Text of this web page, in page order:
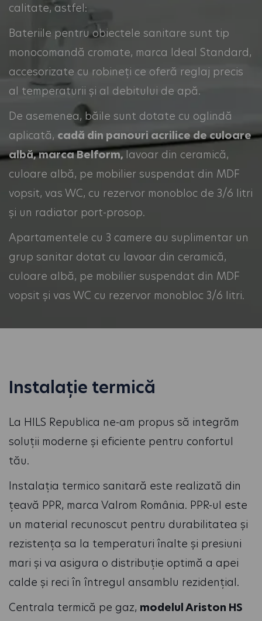
calitate, astfel:
Bateriile pentru obiectele sanitare sunt tip
monocomandă cromate, marca Ideal Standard,
accesorizate cu robineți ce oferă reglaj precis
al temperaturii și al debitului de apă.
De asemenea, băile sunt dotate cu oglindă
aplicată, cadă din panouri acrilice de culoare
albă, marca Belform,lavoar din ceramică,
culoare albă, pe mobilier suspendat din MDF
vopsit, vas WC, cu rezervor monobloc de 3/6 litri
și un radiator port-prosop.
Apartamentele cu 3 camere au suplimentar un
grup sanitar dotat cu lavoar din ceramică,
culoare albă, pe mobilier suspendat din MDF
vopsit și vas WC cu rezervor monobloc 3/6 litri.
Instalație termică
La HILS Republica ne-am propus să integrăm
soluții moderne și eficiente pentru confortul
tău.
Instalația termico sanitară este realizată din
țeavă PPR, marca Valrom România. PPR-ul este
un material recunoscut pentru durabilitatea și
rezistența sa la temperaturi înalte și presiuni
mari și va asigura o distribuție optimă a apei
calde și reci în întregul ansamblu rezidențial.
Centrala termică pe gaz, modelul Ariston HS